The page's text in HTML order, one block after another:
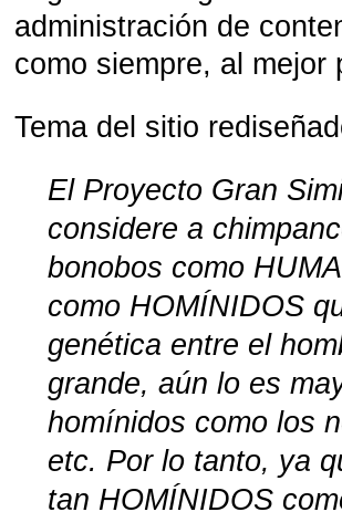
administración de
como siempre, al
Tema del sitio
El Proyecto Gran
considere a
bonobos como
como HOMÍNIDOS
genética entre el
grande, aún lo es
homínidos como los
etc. Por lo tanto, ya
tan HOMÍNIDOS